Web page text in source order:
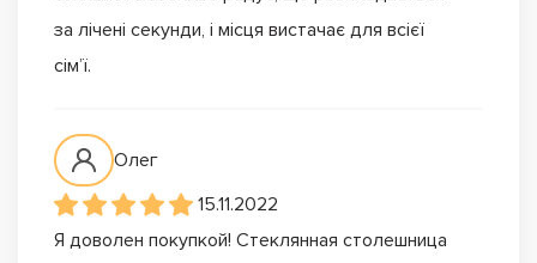
за лічені секунди, і місця вистачає для всієї
сім’ї.
Олег
15.11.2022
Я доволен покупкой! Стеклянная столешница